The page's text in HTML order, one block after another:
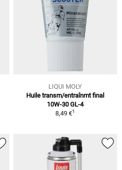
LIQUI MOLY
Huile transm/entraînmt final
10W-30 GL-4
8,49 €1